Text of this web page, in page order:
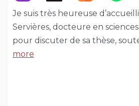
Je suis très heureuse
Servières, docteure en
pour discuter de sa thèse,
more